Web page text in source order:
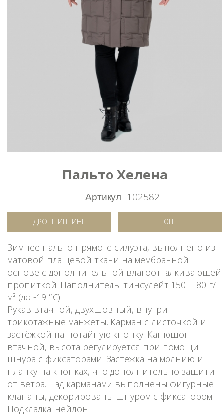
Пальто Хелена
Артикул 102582
ДРОПШИППИНГ ОПТ
Зимнее пальто прямого силуэта, выполнено из
матовой плащевой ткани на мембранной
основе с дополнительной влагоотталкивающей
пропиткой. Наполнитель: тинсулейт 150 + 80 г/
м² (до -19 °C).
Рукав втачной, двухшовный, внутри
трикотажные манжеты. Карман с листочкой и
застёжкой на потайную кнопку. Капюшон
втачной, высота регулируется при помощи
шнура с фиксаторами. Застёжка на молнию и
планку на кнопках, что дополнительно защитит
от ветра. Над карманами выполнены фигурные
клапаны, декорированы шнуром с фиксатором.
Подкладка: нейлон.